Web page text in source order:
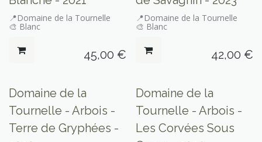
📍Domaine de la Tournelle
🎨 Blanc
45,00 €
📍Domaine de la Tournelle
🎨 Blanc
42,00 €
Seulement sur place
Domaine de la
Tournelle - Arbois -
Terre de Gryphées -
Seulement sur place
Domaine de la
Tournelle - Arbois -
Les Corvées Sous